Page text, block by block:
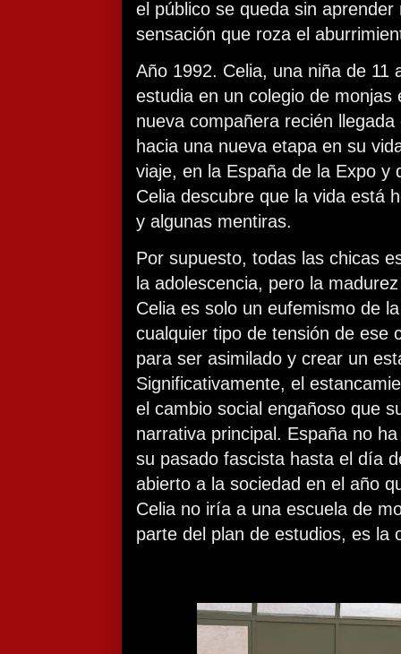
el público se queda sin
sensación que roza el
Año 1992. Celia, una niña de 11
estudia en un colegio de monjas
nueva compañera recién
hacia una nueva etapa en su
viaje, en la España de la Expo y
Celia descubre que la vida está
y algunas mentiras.
Por supuesto, todas las chicas
la adolescencia, pero la
Celia es solo un eufemismo de
cualquier tipo de tensión de ese
para ser asimilado y crear un
Significativamente, el
el cambio social engañoso que
narrativa principal. España no
su pasado fascista hasta el día
abierto a la sociedad en el año
Celia no iría a una escuela de
parte del plan de estudios, es la